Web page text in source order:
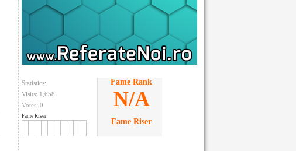
Statistics:
Visits: 1,658
Votes: 0
Fame Riser
Fame Rank
N/A
Fame Riser